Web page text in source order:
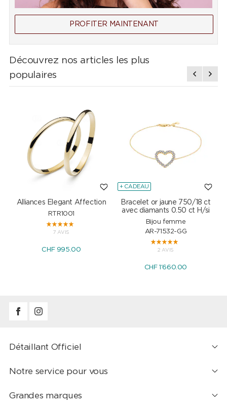
PROFITER MAINTENANT
Découvrez nos articles les plus
populaires
Alliances Elegant Affection
RTR1001
7 AVIS
CHF 995.00
+ CADEAU
Bracelet or jaune 750/18 ct
avec diamants 0.50 ct H/si
Bijou femme
AR-71532-GG
2 AVIS
CHF 1'660.00
Détaillant Officiel
Notre service pour vous
Grandes marques